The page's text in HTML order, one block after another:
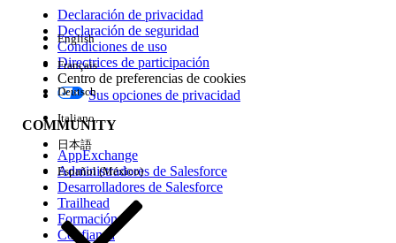
Edición
Experiencia
Declaración de privacidad
Declaración de seguridad
Condiciones de uso
Directrices de participación
Centro de preferencias de cookies
Sus opciones de privacidad
COMMUNITY
AppExchange
Administradores de Salesforce
Desarrolladores de Salesforce
Trailhead
Formación
Confianza
English
Français
Deutsch
Italiano
日本語
Español (México)